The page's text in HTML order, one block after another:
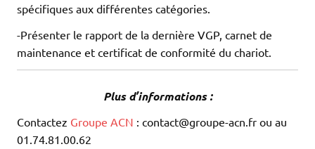
spécifiques aux différentes catégories.
-Présenter le rapport de la dernière VGP, carnet de
maintenance et certificat de conformité du chariot.
Plus d’informations :
Contactez Groupe ACN : contact@groupe-acn.fr ou au
01.74.81.00.62